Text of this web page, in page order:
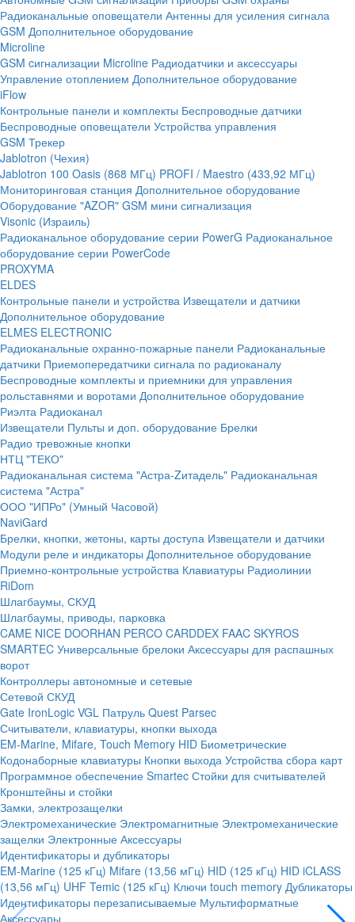
Радиоканальные оповещатели Антенны для усиления сигнала
GSM Дополнительное оборудование
Microline
GSM cигнализации Microline Радиодатчики и аксессуары
Управление отоплением Дополнительное оборудование
iFlow
Контрольные панели и комплекты Беспроводные датчики
Беспроводные оповещатели Устройства управления
GSM Трекер
Jablotron (Чехия)
Jablotron 100 Oasis (868 МГц) PROFI / Maestro (433,92 МГц)
Мониторинговая станция Дополнительное оборудование
Оборудование "AZOR" GSM мини сигнализация
Visonic (Израиль)
Радиоканальное оборудование серии PowerG Радиоканальное
оборудование серии PowerCode
PROXYMA
ELDES
Контрольные панели и устройства Извещатели и датчики
Дополнительное оборудование
ELMES ELECTRONIC
Радиоканальные охранно-пожарные панели Радиоканальные
датчики Приемопередатчики сигнала по радиоканалу
Беспроводные комплекты и приемники для управления
рольставнями и воротами Дополнительное оборудование
Риэлта Радиоканал
Извещатели Пульты и доп. оборудование Брелки
Радио тревожные кнопки
НТЦ "ТЕКО"
Радиоканальная система "Астра-Zитадель" Радиоканальная
система "Астра"
ООО "ИПРо" (Умный Часовой)
NaviGard
Брелки, кнопки, жетоны, карты доступа Извещатели и датчики
Модули реле и индикаторы Дополнительное оборудование
Приемно-контрольные устройства Клавиатуры Радиолинии
RiDom
Шлагбаумы, СКУД
Шлагбаумы, приводы, парковка
CAME NICE DOORHAN PERCO CARDDEX FAAC SKYROS
SMARTEC Универсальные брелоки Аксессуары для распашных
ворот
Контроллеры автономные и сетевые
Сетевой СКУД
Gate IronLogic VGL Патруль Quest Parsec
Считыватели, клавиатуры, кнопки выхода
EM-Marine, Mifare, Touch Memory HID Биометрические
Кодонаборные клавиатуры Кнопки выхода Устройства сбора карт
Программное обеспечение Smartec Стойки для считывателей
Кронштейны и стойки
Замки, электрозащелки
Электромеханические Электромагнитные Электромеханические
защелки Электронные Аксессуары
Идентификаторы и дубликаторы
EM-Marine (125 кГц) Mifare (13,56 мГц) HID (125 кГц) HID iCLASS
(13,56 мГц) UHF Temic (125 кГц) Ключи touch memory Дубликаторы
Идентификаторы перезаписываемые Мультиформатные
Аксессуары